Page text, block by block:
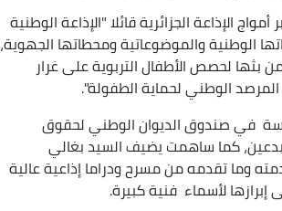
السيد المدير العام بلغة الأرقام ما تم بثه سنة 2023 عبر أمواج الإذاعة الجزائرية قائلا "الإذاعة الوطنية
عن 13750 أغنية عبر كل قنواتها الوطنية والموضوعاتية ومحطاتها الجهوية،
لحصص الأطفال التربوية على غرار
المرصد الوطني لحماية الطفولة".
في صندوق الديوان الوطني لحقوق
كما ساهمت يضيف السيد بغالي
وما تقدمه من مسرح ودراما إذاعية عالية
إبرازها لأسماء فنية كبيرة.